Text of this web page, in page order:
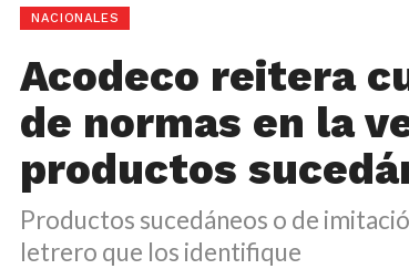
NACIONALES
Acodeco reitera
de normas en la
productos
Productos sucedáneos o de
letrero que los identifique